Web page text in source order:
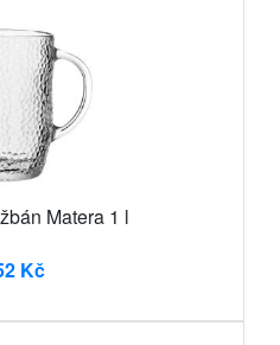
Matera 1 l
Kč